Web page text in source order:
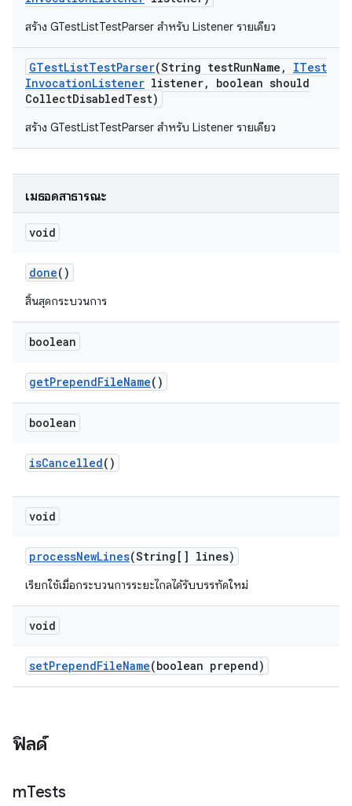
สร้าง GTestListTestParser สำหรับ Listener รายเดียว
GTestListTestParser(String testRunName ,
ITest
InvocationListener listener,
boolean should
CollectDisabledTest)
สร้าง GTestListTestParser สำหรับ Listener รายเดียว
เมธอดสาธารณะ
void
done()
สิ้นสุดกระบวนการ
boolean
getPrependFileName()
boolean
isCancelled()
void
processNewLines(String[] lines)
เรียกใช้เมื่อกระบวนการระยะไกลได้รับบรรทัดใหม่
void
setPrependFileName(boolean prepend)
ฟิลด์
mTests